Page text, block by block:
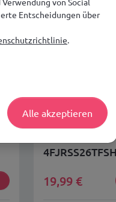
Sportshorts
19,99 €
Entscheidungen über
.
Alle akzeptieren